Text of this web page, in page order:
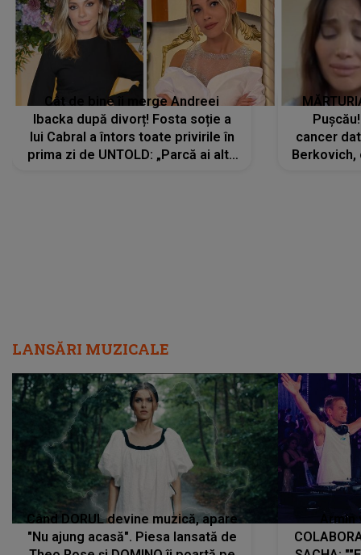
Cât de bine îi merge Andreei
Ibacka după divorț! Fosta soție a
lui Cabral a întors toate privirile în
prima zi de UNTOLD: „Parcă ai altă
cancer
Berkovich,
LANSĂRI MUZICALE
Când DORUL devine muzică, apare
"Nu ajung acasă". Piesa lansată de